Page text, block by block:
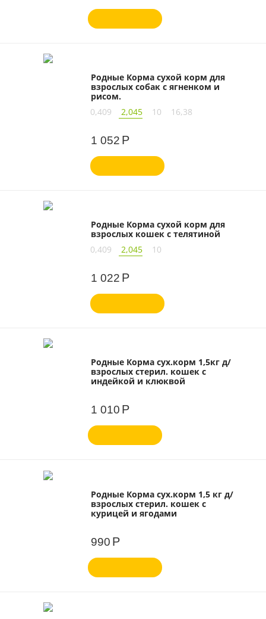
Родные Корма сухой корм для
взрослых собак с ягненком и
рисом.
0,409
2,045 10 16,38
1 052 Р
Родные Корма сухой корм для
взрослых кошек с телятиной
0,409
2,045 10
1 022 Р
Родные Корма сух.корм 1,5кг д/
взрослых стерил. кошек с
индейкой и клюквой
1 010 Р
Родные Корма сух.корм 1,5 кг д/
взрослых стерил. кошек с
курицей и ягодами
990 Р